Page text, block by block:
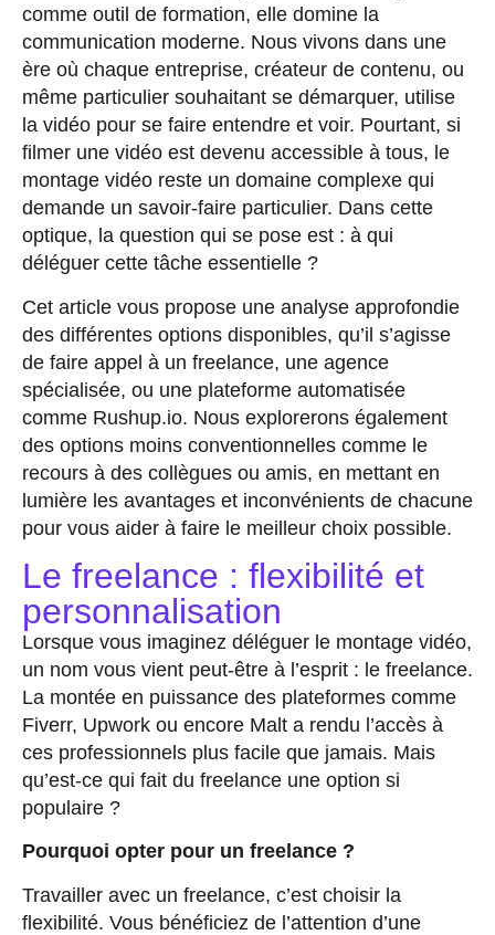
comme outil de formation, elle domine la
communication moderne. Nous vivons dans une
ère où chaque entreprise, créateur de contenu, ou
même particulier souhaitant se démarquer, utilise
la vidéo pour se faire entendre et voir. Pourtant, si
filmer une vidéo est devenu accessible à tous, le
montage vidéo reste un domaine complexe qui
demande un savoir-faire particulier. Dans cette
optique, la question qui se pose est : à qui
déléguer cette tâche essentielle ?
Cet article vous propose une analyse approfondie
des différentes options disponibles, qu’il s’agisse
de faire appel à un freelance, une agence
spécialisée, ou une plateforme automatisée
comme Rushup.io. Nous explorerons également
des options moins conventionnelles comme le
recours à des collègues ou amis, en mettant en
lumière les avantages et inconvénients de chacune
pour vous aider à faire le meilleur choix possible.
Le freelance : flexibilité et
personnalisation
Lorsque vous imaginez déléguer le montage vidéo,
un nom vous vient peut-être à l’esprit : le freelance.
La montée en puissance des plateformes comme
Fiverr, Upwork ou encore Malt a rendu l’accès à
ces professionnels plus facile que jamais. Mais
qu’est-ce qui fait du freelance une option si
populaire ?
Pourquoi opter pour un freelance ?
Travailler avec un freelance, c’est choisir la
flexibilité. Vous bénéficiez de l’attention d’une